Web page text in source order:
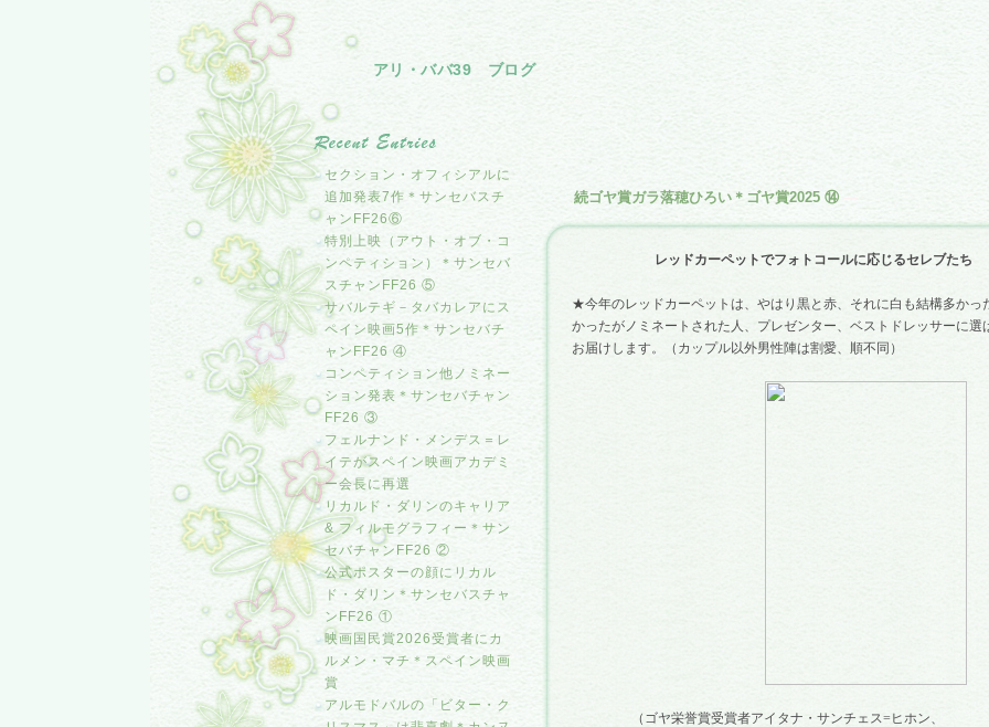
アリ・ババ39 ブログ
セクション・オフィシアルに
追加発表7作＊サンセバスチ
ャンFF26⑥
特別上映（アウト・オブ・コ
ンペティション）＊サンセバ
スチャンFF26 ⑤
サバルテギ－タバカレアにス
ペイン映画5作＊サンセバチ
ャンFF26 ④
コンペティション他ノミネー
ション発表＊サンセバチャン
FF26 ③
フェルナンド・メンデス＝レ
イテがスペイン映画アカデミ
ー会長に再選
リカルド・ダリンのキャリア
& フィルモグラフィー＊サン
セバチャンFF26 ②
公式ポスターの顔にリカル
ド・ダリン＊サンセバスチャ
ンFF26 ①
映画国民賞2026受賞者にカ
ルメン・マチ＊スペイン映画
賞
アルモドバルの「ビター・ク
続ゴヤ賞ガラ落穂ひろい＊ゴヤ賞2025 ⑭―
レッドカーペットでフォトコールに応じるセレブたち
★今年のレッドカーペットは、やはり黒と赤、それに白も結構多かっ
かったがノミネートされた人、プレゼンター、ベストドレッサーに選
お届けします。（カップル以外男性陣は割愛、順不同）
（ゴヤ栄誉賞受賞者アイタナ・サンチェス=ヒホン、